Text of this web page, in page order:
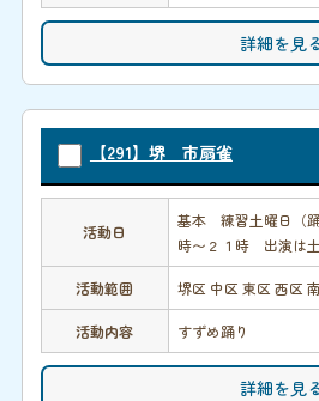
詳細を見
【291】堺 市扇雀
活動日
基本 練習土曜日（
時〜２１時 出演は
活動範囲 堺区 中区 東区 西区
活動内容 すずめ踊り
詳細を見